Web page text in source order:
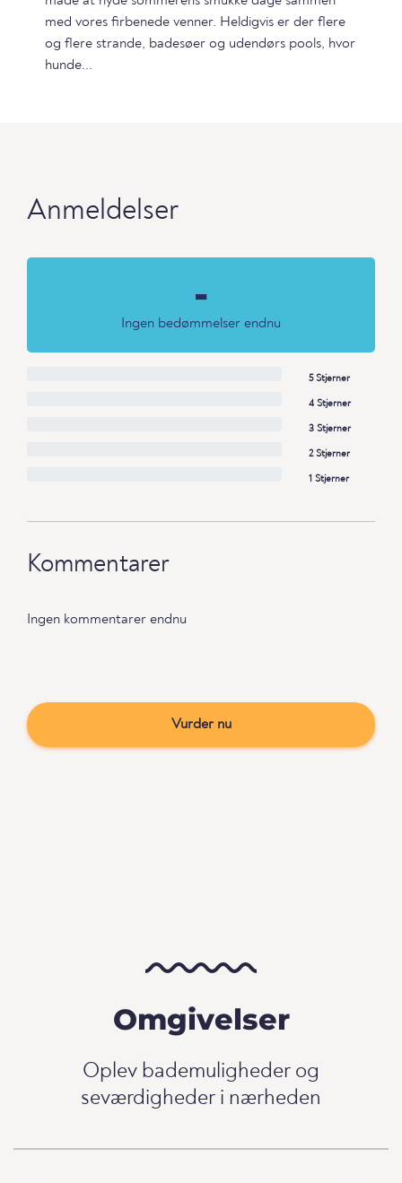
med vores firbenede venner. Heldigvis er der flere
og flere strande, badesøer og udendørs pools, hvor
hunde...
Anmeldelser
-
Ingen bedømmelser endnu
5 Stjerner
4 Stjerner
3 Stjerner
2 Stjerner
1 Stjerner
Kommentarer
Ingen kommentarer endnu
Vurder nu
Omgivelser
Oplev bademuligheder og
seværdigheder i nærheden